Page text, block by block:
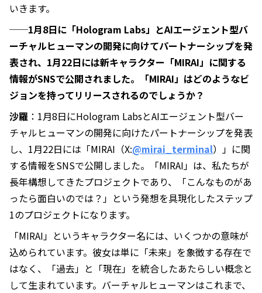
いきます。
──1月8日に「Hologram Labs」とAIエージェント型バ
ーチャルヒューマンの開発に向けてパートナーシップを発
表され、1月22日には新キャラクター「MIRAI」に関する
情報がSNSで公開されました。「MIRAI」はどのようなビ
ジョンを持ってリリースされるのでしょうか？
沙羅 ：1月8日にHologram LabsとAIエージェント型バー
チャルヒューマンの開発に向けたパートナーシップを発表
し、1月22日には「MIRAI（X:@mirai_terminal）」に関
する情報をSNSで公開しました。「MIRAI」は、私たちが
長年構想してきたプロジェクトであり、「こんなものがあ
ったら面白いのでは？」という発想を具現化したステップ
1のプロジェクトになります。
「MIRAI」というキャラクター名には、いくつかの意味が
込められています。彼女は単に「未来」を象徴する存在で
はなく、「過去」と「現在」を統合したあたらしい概念と
して生まれています。バーチャルヒューマンはこれまで、